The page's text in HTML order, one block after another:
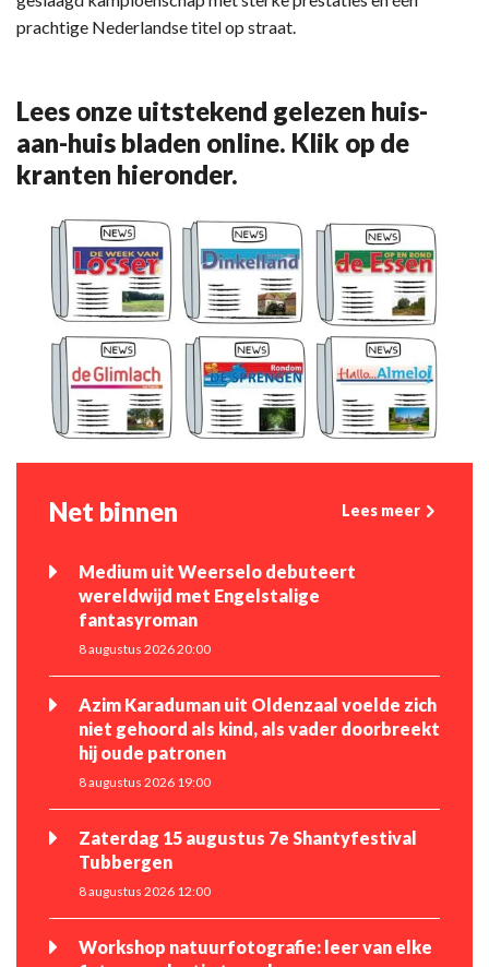
prachtige Nederlandse titel op straat.
Lees onze uitstekend gelezen huis-
aan-huis bladen online. Klik op de
kranten hieronder.
Net binnen Lees meer
Medium uit Weerselo debuteert
wereldwijd met Engelstalige
fantasyroman
8 augustus 2026 20:00
Azim Karaduman uit Oldenzaal voelde zich
niet gehoord als kind, als vader doorbreekt
hij oude patronen
8 augustus 2026 19:00
Zaterdag 15 augustus 7e Shantyfestival
Tubbergen
8 augustus 2026 12:00
Workshop natuurfotografie: leer van elke